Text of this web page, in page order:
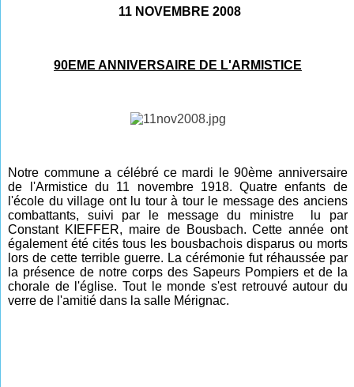
11 NOVEMBRE 2008
90EME ANNIVERSAIRE DE L'ARMISTICE
Notre commune a célébré ce mardi le 90ème anniversaire
de l'Armistice du 11 novembre 1918. Quatre enfants de
l'école du village ont lu tour à tour le message des anciens
combattants, suivi par le message du ministre lu par
Constant KIEFFER, maire de Bousbach. Cette année ont
également été cités tous les bousbachois disparus ou morts
lors de cette terrible guerre. La cérémonie fut réhaussée par
la présence de notre corps des Sapeurs Pompiers et de la
chorale de l'église. Tout le monde s'est retrouvé autour du
verre de l'amitié dans la salle Mérignac.